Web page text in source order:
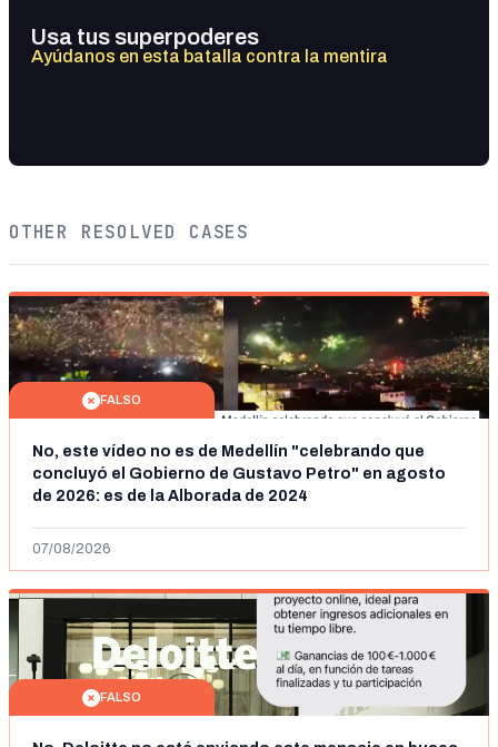
Usa tus superpoderes
Ayúdanos en esta batalla contra la mentira
OTHER RESOLVED CASES
FALSO
No, este vídeo no es de Medellín "celebrando que
concluyó el Gobierno de Gustavo Petro" en agosto
de 2026: es de la Alborada de 2024
07/08/2026
FALSO